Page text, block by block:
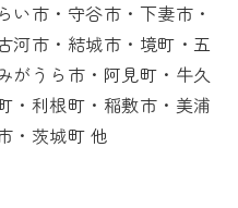
い市・守谷市・下妻市・
河市・結城市・境町・五
がうら市・阿見町・牛久
・利根町・稲敷市・美浦
・茨城町 他